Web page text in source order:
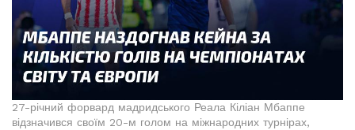
27-річний форвард мадридського Реала Кіліан Мбаппе
відзначився своїм 20-м голом на міжнародних турнірах,